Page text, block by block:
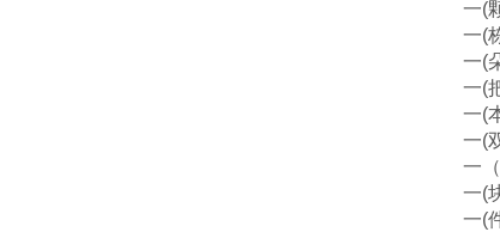
一(
一(
一(
一(
一(
一(
一
一(
一(